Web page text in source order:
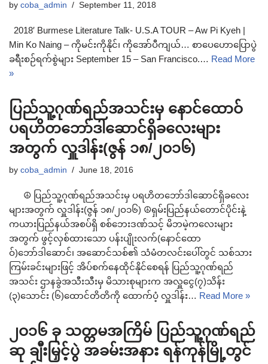
by coba_admin September 11, 2018
2018′ Burmese Literature Talk- U.S.A TOUR – Aw Pi Kyeh |
Min Ko Naing – ကိုမင်းကိုနိုင်၊ ကိုအော်ပီကျယ်… စာပေဟောပြောပွဲ
ခရီးစဉ်ရက်စွဲများ September 15 – San Francisco.… Read More
»
ပြည်သူ့ဂုဏ်ရည်အသင်းမှ နောင်ထောဝ်
ပရဟိတဘော်ဒါဆောင်ရှိခလေးများ
အတွက် လှူဒါန်း(ဇွန် ၁၈/၂ဝ၁၆)
by coba_admin June 18, 2016
☮ ပြည်သူ့ဂုဏ်ရည်အသင်းမှ ပရဟိတဘော်ဒါဆောင်ရှိခလေး
များအတွက် လှူဒါန်း(ဇွန် ၁၈/၂ဝ၁၆) ☮ရှမ်းပြည်နယ်တောင်ပိုင်းနဲ့
ကယားပြည်နယ်အစပ်ရှိ စစ်ဘေးဒဏ်သင့် မိဘမဲ့ကလေးများ
အတွက် ဖွင့်လှစ်ထားသော ပန်းပျိုးလက်(နောင်ထော
ဝ်)ဘော်ဒါဆောင်၊ အဆောင်သစ်၏ သံမံတလင်းပေါ်တွင် သစ်သား
ကြမ်းခင်းများဖြင့် အိပ်စက်နေထိုင်နိုင်စေရန် ပြည်သူ့ဂုဏ်ရည်
အသင်း ဌာနခွဲအသီးသီးမှ မိသားစုများက အလှူငွေ(၇)သိန်း
(၃)သောင်း (၆)ထောင်တိတိကို ထောက်ပံ့ လှူဒါန်း… Read More »
၂ဝ၁၆ ခု သတ္တမအကြိမ် ပြည်သူ့ဂုဏ်ရည်
ဆု ချီးမြှင့်ပွဲ အခမ်းအနား ရန်ကုန်မြို့တွင်